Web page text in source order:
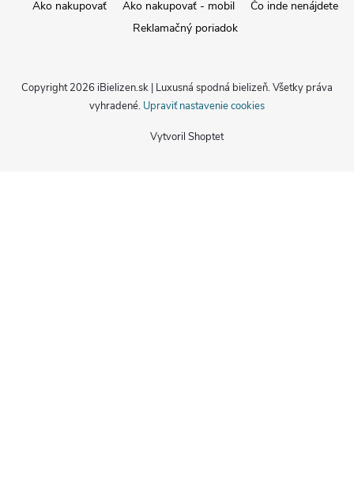
Ako nakupovať
Ako nakupovať - mobil
Čo inde nenájdete
Reklamačný poriadok
Vytvoril Shoptet
Copyright 2026 iBielizen.sk | Luxusná spodná bielizeň. Všetky práva
vyhradené. Upraviť nastavenie cookies